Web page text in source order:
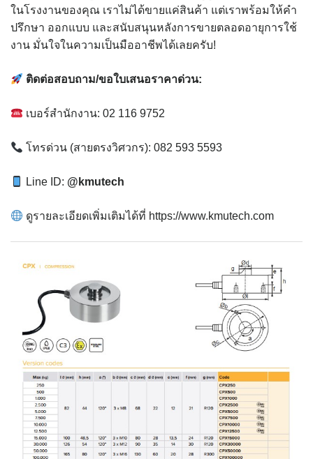
ในโรงงานของคุณ เราไม่ได้ขายแค่สินค้า แต่เราพร้อมให้คำ
ปรึกษา ออกแบบ และสนับสนุนหลังการขายตลอดอายุการใช้
งาน มั่นใจในความเป็นมืออาชีพได้เลยครับ!
ติดต่อสอบถาม/ขอใบเสนอราคาด่วน:
เบอร์สำนักงาน: 02 116 9752
โทรด่วน (สายตรงวิศวกร): 082 593 5593
Line ID: @kmutech
ดูรายละเอียดเพิ่มเติมได้ที่ https://www.kmutech.com